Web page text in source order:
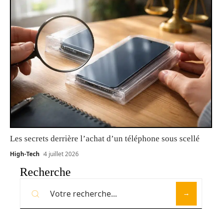
Les secrets derrière l’achat d’un téléphone sous scellé
High-Tech 4 juillet 2026
Recherche